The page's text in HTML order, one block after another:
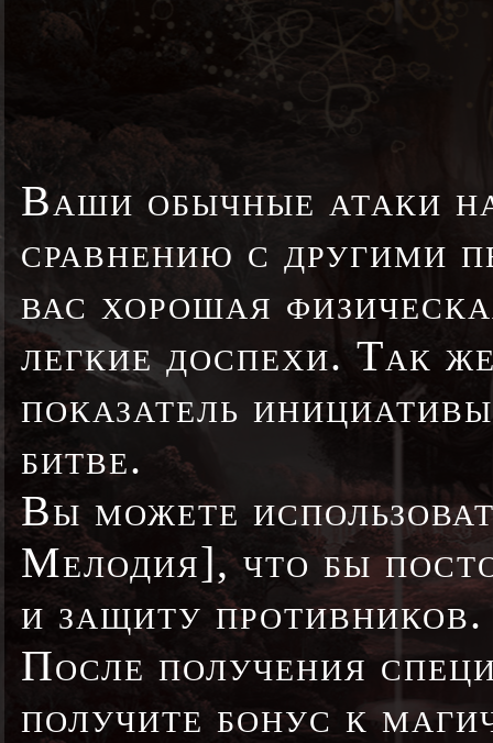
Ваши обычные атаки
сравнению с другими
вас хорошая
легкие доспехи. Так
показатель
битве.
Вы можете
Мелодия], что бы
и защиту противников.
После получения
получите бонус к